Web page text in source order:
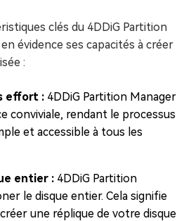
clés du 4DDiG Partition
évidence ses capacités à créer
:
effort : 4DDiG Partition Manager
conviviale, rendant le processus
et accessible à tous les
entier : 4DDiG Partition
le disque entier. Cela signifie
une réplique de votre disque